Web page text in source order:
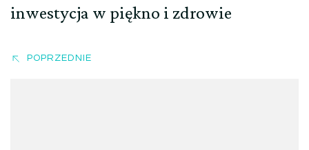
inwestycja w piękno i zdrowie
POPRZEDNIE